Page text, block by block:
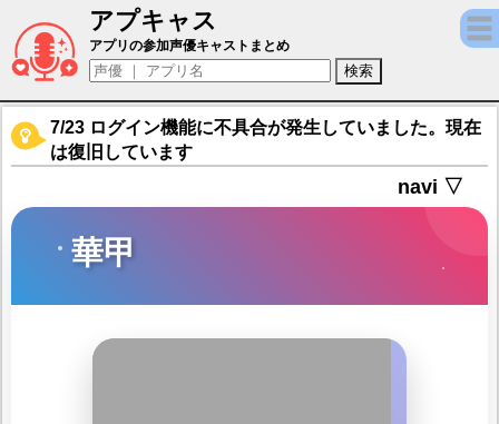
アプキャス
華甲（声優：貫井柚佳)【アズールレーン】
アプリの参加声優キャストまとめ
7/23 ログイン機能に不具合が発生していました。現在
は復旧しています
navi ▽
華甲